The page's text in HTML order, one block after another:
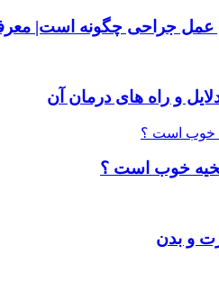
عمل جراحی چگونه است|
و راه های درمان آن
بخیه خوب است ؟
و بدن